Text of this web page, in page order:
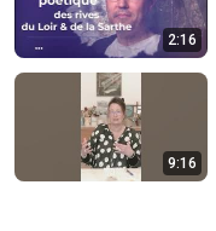
2:16
9:16